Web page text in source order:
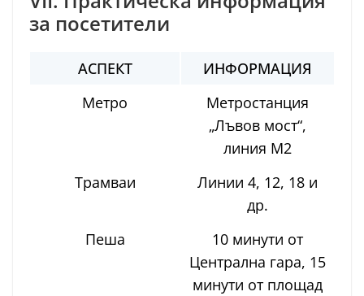
за посетители
АСПЕКТ
ИНФОРМАЦИЯ
Метро
Метростанция
„Лъвов мост“,
линия M2
Трамваи
Линии 4, 12, 18 и
др.
Пеша
10 минути от
Централна гара, 15
минути от площад